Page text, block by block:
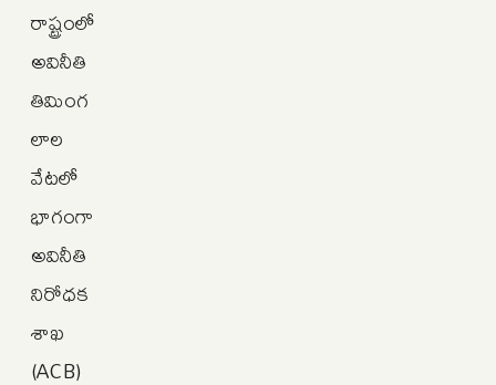
రాష్ట్రంలో
అవినీతి
తిమింగ
లాల
వేటలో
భాగంగా
అవినీతి
నిరోధక
శాఖ
(ACB)